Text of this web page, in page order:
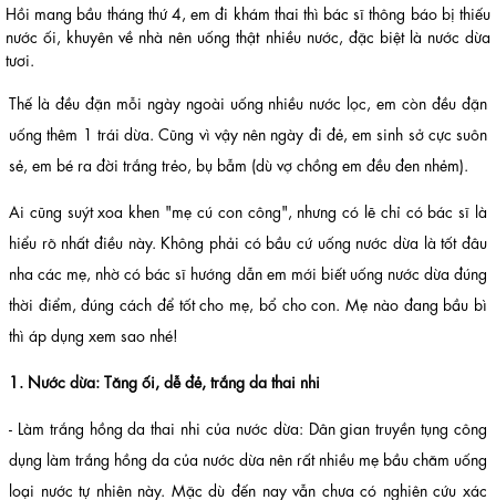
Hồi mang bầu tháng thứ 4, em đi khám thai thì bác sĩ thông báo bị thiếu
nước ối, khuyên về nhà nên uống thật nhiều nước, đặc biệt là nước dừa
tươi.
Thế là đều đặn mỗi ngày ngoài uống nhiều nước lọc, em còn đều đặn
uống thêm 1 trái dừa. Cũng vì vậy nên ngày đi đẻ, em sinh sở cực suôn
sẻ, em bé ra đời trắng trẻo, bụ bẫm (dù vợ chồng em đều đen nhẻm).
Ai cũng suýt xoa khen "mẹ cú con công", nhưng có lẽ chỉ có bác sĩ là
hiểu rõ nhất điều này. Không phải có bầu cứ uống nước dừa là tốt đâu
nha các mẹ, nhờ có bác sĩ hướng dẫn em mới biết uống nước dừa đúng
thời điểm, đúng cách để tốt cho mẹ, bổ cho con. Mẹ nào đang bầu bì
thì áp dụng xem sao nhé!
1. Nước dừa: Tăng ối, dễ đẻ, trắng da thai nhi
- Làm trắng hồng da thai nhi của nước dừa: Dân gian truyền tụng công
dụng làm trắng hồng da của nước dừa nên rất nhiều mẹ bầu chăm uống
loại nước tự nhiên này. Mặc dù đến nay vẫn chưa có nghiên cứu xác